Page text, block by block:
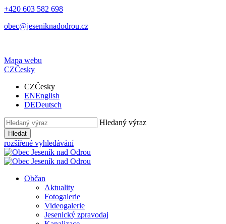
+420 603 582 698
obec@jeseniknadodrou.cz
Mapa webu
CZČesky
CZČesky
ENEnglish
DEDeutsch
Hledaný výraz
Hledat
rozšířené vyhledávání
Občan
Aktuality
Fotogalerie
Videogalerie
Jesenický zpravodaj